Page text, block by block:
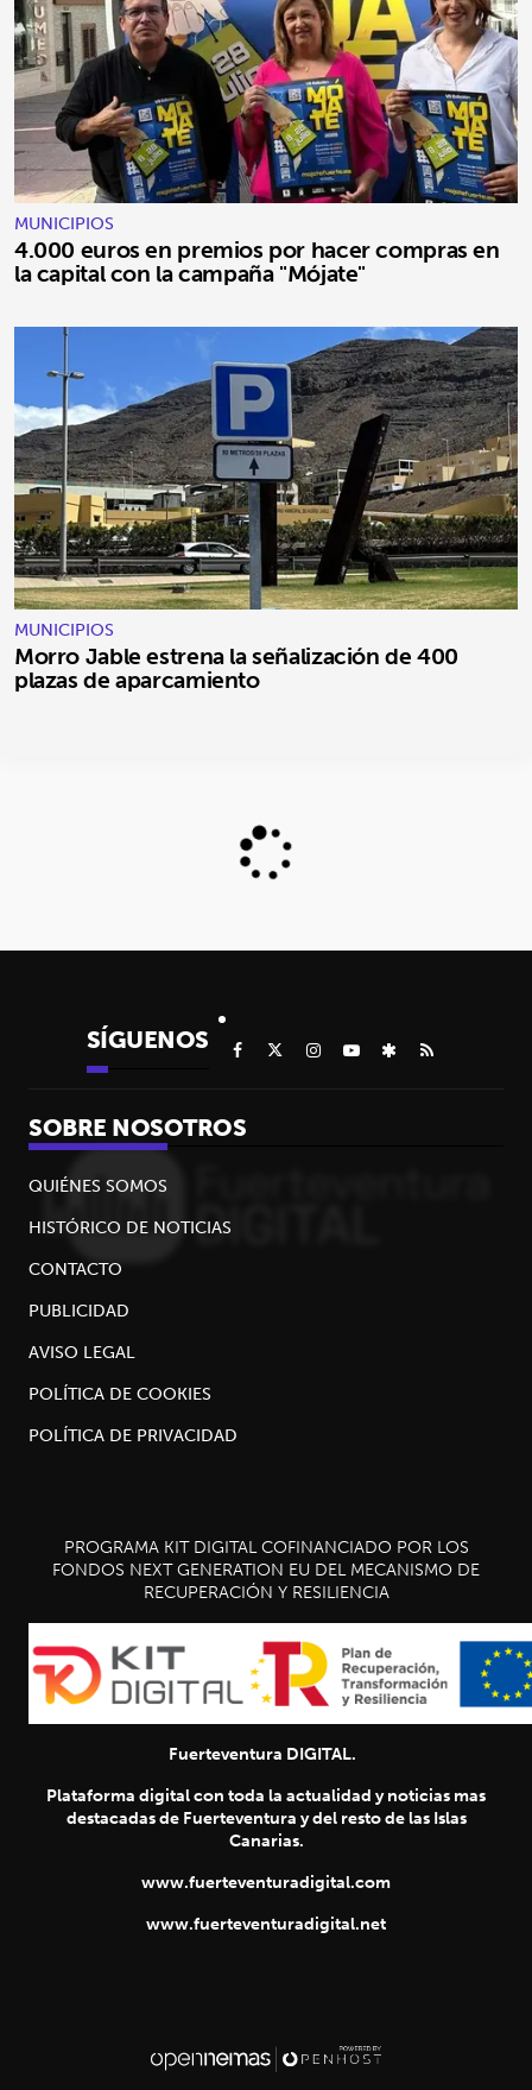
MUNICIPIOS
4.000 euros en premios por hacer compras en
la capital con la campaña "Mójate"
MUNICIPIOS
Morro Jable estrena la señalización de 400
plazas de aparcamiento
SÍGUENOS
SOBRE NOSOTROS
QUIÉNES SOMOS
HISTÓRICO DE NOTICIAS
CONTACTO
PUBLICIDAD
AVISO LEGAL
POLÍTICA DE COOKIES
POLÍTICA DE PRIVACIDAD
PROGRAMA KIT DIGITAL COFINANCIADO POR LOS
FONDOS NEXT GENERATION EU DEL MECANISMO DE
RECUPERACIÓN Y RESILIENCIA
Fuerteventura DIGITAL.
Plataforma digital con toda la actualidad y noticias mas
destacadas de Fuerteventura y del resto de las Islas
Canarias.
www.fuerteventuradigital.com
www.fuerteventuradigital.net